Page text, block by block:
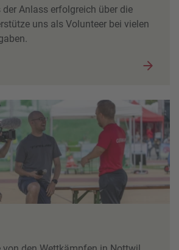
Anlass erfolgreich über die
uns als Volunteer bei vielen